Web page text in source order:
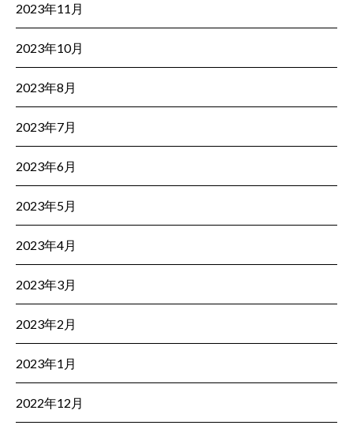
2023年11月
2023年10月
2023年8月
2023年7月
2023年6月
2023年5月
2023年4月
2023年3月
2023年2月
2023年1月
2022年12月